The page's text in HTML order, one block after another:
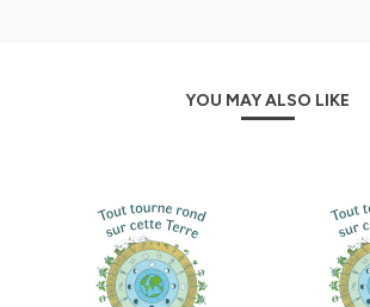
YOU MAY ALSO LIKE